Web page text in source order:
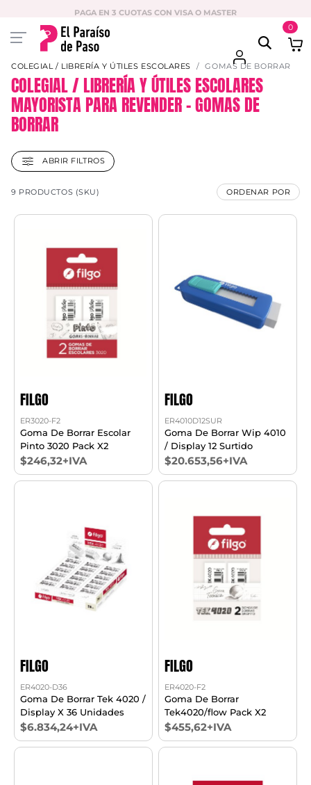
PAGA EN 3 CUOTAS CON VISA O MASTER
0
COLEGIAL / LIBRERÍA Y ÚTILES ESCOLARES GOMAS DE BORRAR
COLEGIAL / LIBRERÍA Y ÚTILES ESCOLARES
MAYORISTA PARA REVENDER – GOMAS DE
BORRAR
ABRIR FILTROS
9 PRODUCTOS (SKU) ORDENAR POR
FILGO
ER3020-F2
Goma De Borrar Escolar
Pinto 3020 Pack X2
$246,32+IVA
FILGO
ER4010D12SUR
Goma De Borrar Wip 4010
/ Display 12 Surtido
$20.653,56+IVA
FILGO
ER4020-D36
Goma De Borrar Tek 4020 /
Display X 36 Unidades
$6.834,24+IVA
FILGO
ER4020-F2
Goma De Borrar
Tek4020/flow Pack X2
$455,62+IVA